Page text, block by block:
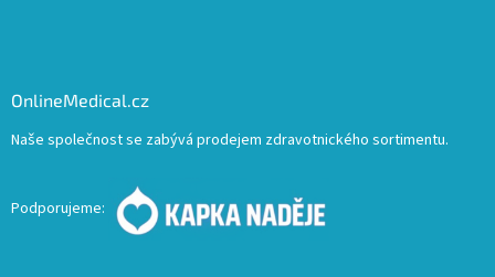
OnlineMedical.cz
Naše společnost se zabývá prodejem zdravotnického sortimentu.
Podporujeme: